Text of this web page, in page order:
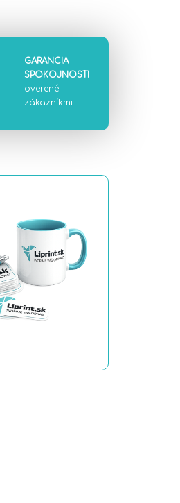
GARANCIA
SPOKOJNOSTI
overené
zákazníkmi